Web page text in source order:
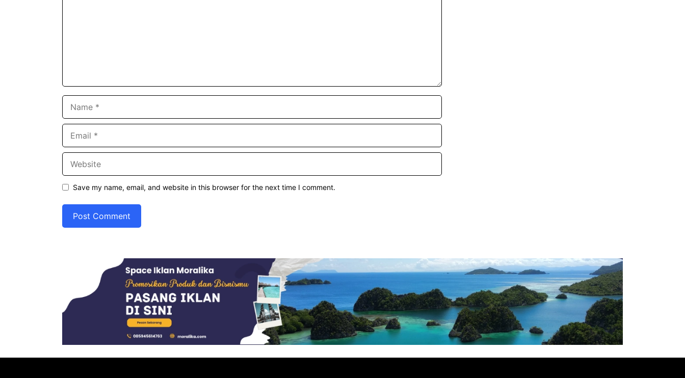
Save my name, email, and website in this browser for the next time I comment.